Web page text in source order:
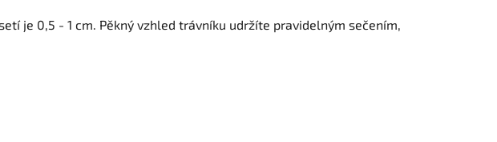
je 0,5 - 1 cm. Pěkný vzhled trávníku udržíte pravidelným sečením,